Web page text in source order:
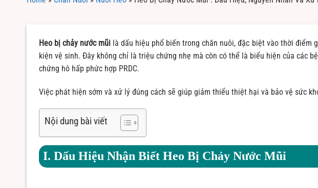
Heo bị chảy nước mũi là dấu hiệu phổ biến trong chăn nuôi, đặc biệt vào thời điểm
kiện vệ sinh. Đây không chỉ là triệu chứng nhẹ mà còn có thể là biểu hiện của các
chứng hô hấp phức hợp PRDC.
Việc phát hiện sớm và xử lý đúng cách sẽ giúp giảm thiểu thiệt hại và bảo vệ sức
Nội dung bài viết
I. Dấu Hiệu Nhận Biết Heo Bị Chảy Nước Mũi